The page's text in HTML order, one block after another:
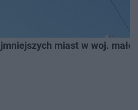
miast w woj.